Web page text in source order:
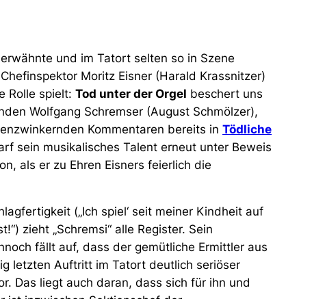
und im Tatort selten so in Szene
Moritz Eisner (Harald Krassnitzer)
Rolle spielt: Tod unter der Orgel beschert uns
Wolfgang Schremser (August Schmölzer),
Kommentaren bereits in Tödliche
sein musikalisches Talent erneut unter Beweis
als er zu Ehren Eisners feierlich die
(„Ich spiel‘ seit meiner Kindheit auf
) zieht „Schremsi“ alle Register. Sein
fällt auf, dass der gemütliche Ermittler aus
letzten Auftritt im Tatort deutlich seriöser
Das liegt auch daran, dass sich für ihn und